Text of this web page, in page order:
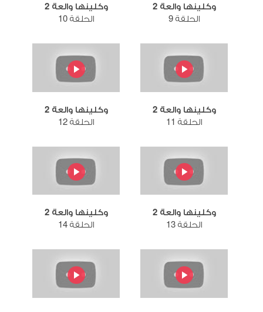
وكلينها والعة 2
الحلقة 9
وكلينها والعة 2
الحلقة 10
وكلينها والعة 2
الحلقة 11
وكلينها والعة 2
الحلقة 12
وكلينها والعة 2
الحلقة 13
وكلينها والعة 2
الحلقة 14